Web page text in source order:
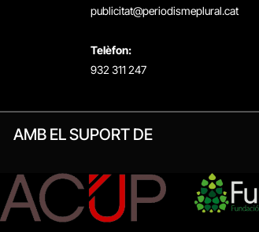
publicitat@periodismeplural.cat
Telèfon:
932 311 247
AMB EL SUPORT DE